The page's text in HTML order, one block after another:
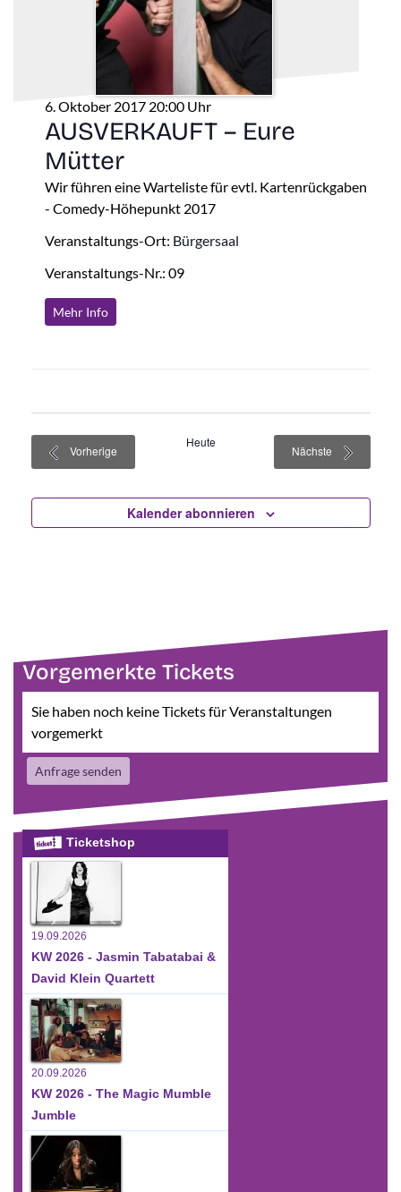
6. Oktober 2017 20:00 Uhr
AUSVERKAUFT – Eure
Mütter
Wir führen eine Warteliste für evtl. Kartenrückgaben
- Comedy-Höhepunkt 2017
Veranstaltungs-Ort: Bürgersaal
Veranstaltungs-Nr.: 09
Mehr Info
VorherigeVeranstaltungen
Heute
Nächste
Kalender abonnieren
Vorgemerkte Tickets
Sie haben noch keine Tickets für Veranstaltungen
vorgemerkt
Anfrage senden
Ticketshop
19.09.2026
KW 2026 - Jasmin Tabatabai &
David Klein Quartett
20.09.2026
KW 2026 - The Magic Mumble
Jumble